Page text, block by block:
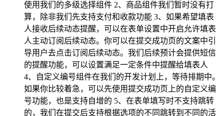
使用我们的多级选择组件 2、商品组件我们暂时没有打
算，除非我们先支持支付和收款功能 3、如果希望填表
人接收后续动态提醒，可以在表单设置中开启允许填表
人主动订阅后续动态。你可以在提交成功页的文案中引
导用户去点击订阅后续动态。我们后续预计会提供短信
的提醒功能，可以设置满足一定条件中提醒给填表人
4、自定义编号组件在我们的开发计划上，等待排期中。
如果你比较着急，可以先使用提交成功页上的自定义编
号功能，也是支持自增的 5、在表单填写时不支持跳转
的，我们在提交后支持根据选项的不同跳转到不同的活